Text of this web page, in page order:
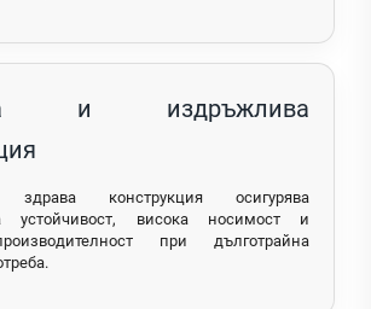
и издръжлива
здрава конструкция осигурява
устойчивост, висока носимост и
при дълготрайна